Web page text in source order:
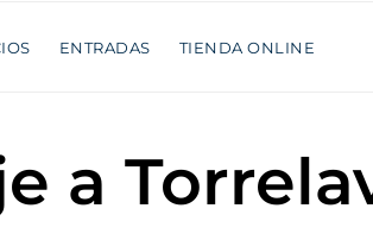
ENTRADAS TIENDA ONLINE
a